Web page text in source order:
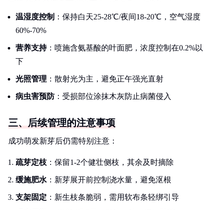
温湿度控制 ：保持白天25-28℃/夜间18-20℃，空气湿度
60%-70%
营养支持：喷施含氨基酸的叶面肥，浓度控制在0.2%以
下
光照管理 ：散射光为主，避免正午强光直射
病虫害预防：受损部位涂抹木灰防止病菌侵入
三、后续管理的注意事项
成功萌发新芽后仍需特别注意：
疏芽定枝 ：保留1-2个健壮侧枝，其余及时摘除
缓施肥水 ：新芽展开前控制浇水量，避免沤根
支架固定 ：新生枝条脆弱，需用软布条轻绑引导